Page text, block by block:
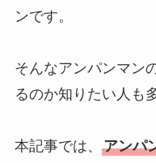
ンです。
そんなアンパンマン
るのか知りたい人も
本記事では、 アンパ